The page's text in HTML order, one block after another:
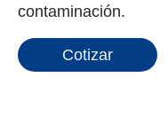
contaminación.
Cotizar